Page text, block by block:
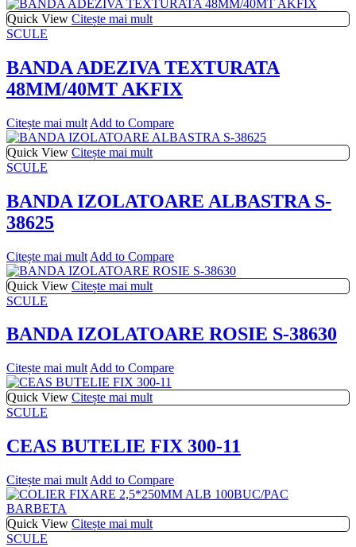
Quick View Citește mai mult
SCULE
BANDA ADEZIVA TEXTURATA
48MM/40MT AKFIX
Citește mai mult Add to Compare
Quick View Citește mai mult
SCULE
BANDA IZOLATOARE ALBASTRA S-
38625
Citește mai mult Add to Compare
Quick View Citește mai mult
SCULE
BANDA IZOLATOARE ROSIE S-38630
Citește mai mult Add to Compare
Quick View Citește mai mult
SCULE
CEAS BUTELIE FIX 300-11
Citește mai mult Add to Compare
Quick View Citește mai mult
SCULE